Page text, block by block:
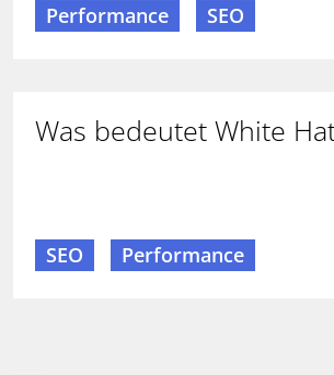
Performance SEO
Was bedeutet White
SEO Performance